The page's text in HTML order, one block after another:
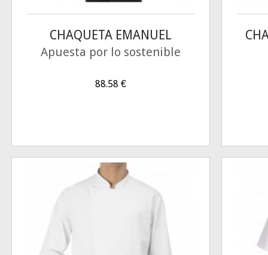
CHAQUETA EMANUEL
Apuesta por lo sostenible
88.58 €